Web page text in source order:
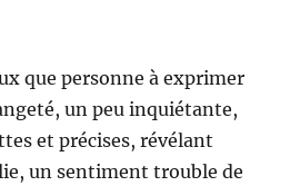
que personne à exprimer
un peu inquiétante,
et précises, révélant
un sentiment trouble de